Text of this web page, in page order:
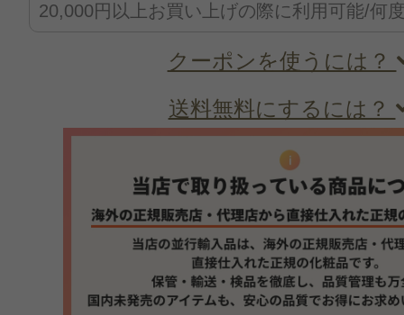
20,000円以上お買い上げの際に利用可能/何
クーポンを使うには？
送料無料にするには？